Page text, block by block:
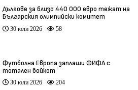
Дългове за близо 440 000 евро тежат на
Българския олимпийски комитет
30 юли 2026 58
Футболна Европа заплаши ФИФА с
тотален бойкот
30 юли 2026 204